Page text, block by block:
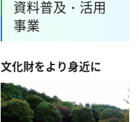
資料普及・活用
事業
文化財をより身近に